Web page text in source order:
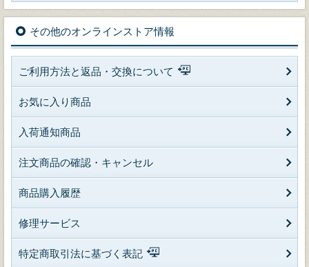
その他のオンラインストア情報
ご利用方法と返品・交換について
お気に入り商品
入荷通知商品
注文商品の確認・キャンセル
商品購入履歴
修理サービス
特定商取引法に基づく表記